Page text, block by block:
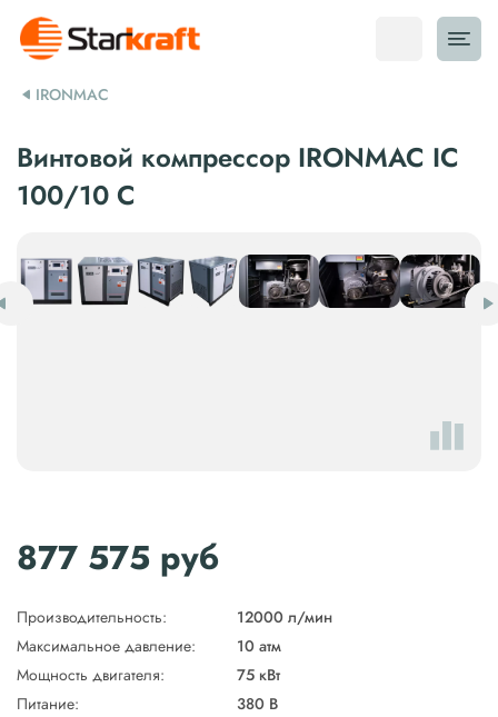
IRONMAC
Винтовой компрессор IRONMAC IC
100/10 C
877 575 руб
Производительность:
12000 л/мин
Максимальное давление:
10 атм
Мощность двигателя:
75 кВт
Питание:
380 В